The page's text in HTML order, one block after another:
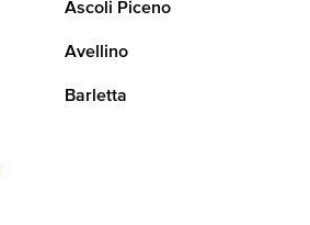
Ascoli Piceno
Avellino
Barletta